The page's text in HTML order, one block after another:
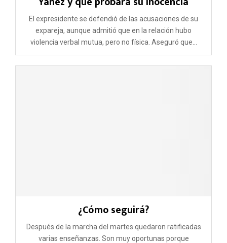
El expresidente se defendió de las acusaciones de su
expareja, aunque admitió que en la relación hubo
violencia verbal mutua, pero no física. Aseguró que...
¿Cómo seguirá?
Después de la marcha del martes quedaron ratificadas
varias enseñanzas. Son muy oportunas porque